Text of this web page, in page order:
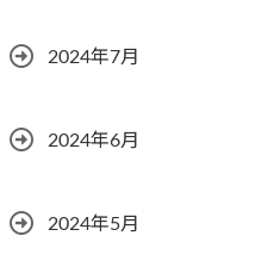
2024年7月
2024年6月
2024年5月